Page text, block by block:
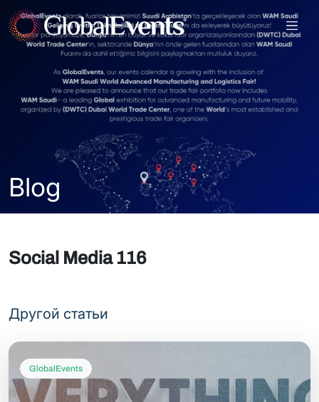
Blog
Social Media 116
Другой статьи
GlobalEvents